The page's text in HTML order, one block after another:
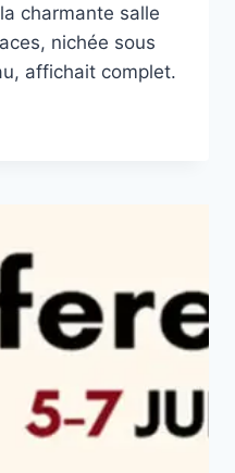
charmante salle
nichée sous
affichait complet.